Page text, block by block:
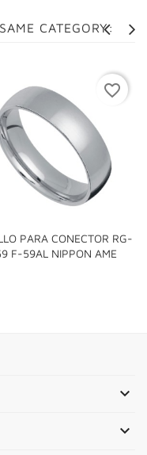
CATEGORY:
PARA CONECTOR RG-
F-59AL NIPPON AME
favorite_border

